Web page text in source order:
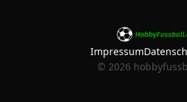
Impressum
© 2026